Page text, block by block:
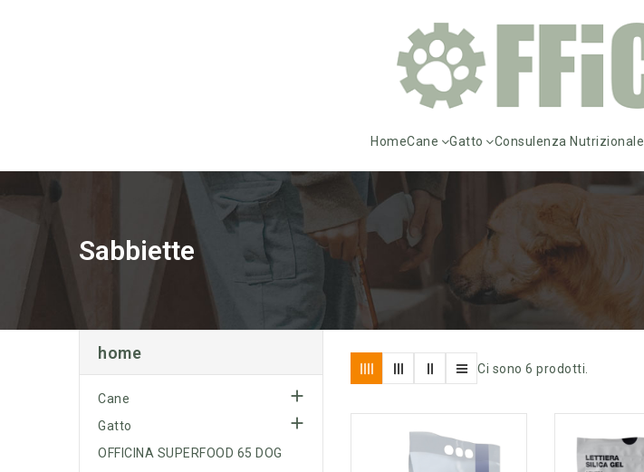
HomeCane Gatto Consulenza Nutrizionale
Sabbiette
home
Cane 
Gatto 
OFFICINA SUPERFOOD 65 DOG
Ci sono 6 prodotti.